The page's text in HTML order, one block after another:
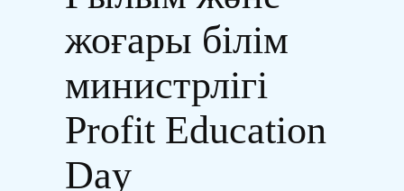
жоғары білім
министрлігі
Profit Education
Day